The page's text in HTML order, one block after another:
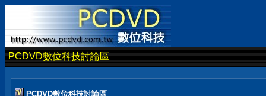
PCDVD數位科技討論區
PCDVD數位科技討論區